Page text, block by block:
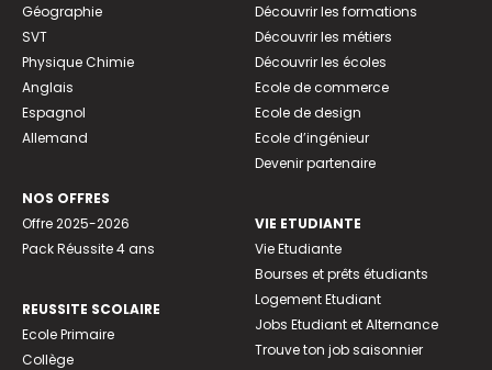
Géographie
SVT
Physique Chimie
Anglais
Espagnol
Allemand
NOS OFFRES
Offre 2025-2026
Pack Réussite 4 ans
REUSSITE SCOLAIRE
Ecole Primaire
Collège
Découvrir les formations
Découvrir les métiers
Découvrir les écoles
Ecole de commerce
Ecole de design
Ecole d’ingénieur
Devenir partenaire
VIE ETUDIANTE
Vie Etudiante
Bourses et prêts étudiants
Logement Etudiant
Jobs Etudiant et Alternance
Trouve ton job saisonnier